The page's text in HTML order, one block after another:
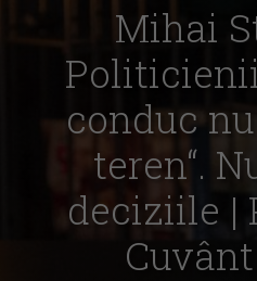
Mihai
conduc
teren“.
deciziile |